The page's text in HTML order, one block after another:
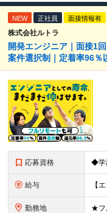
NEW 正社員 面接情報有
株式会社ルトラ
開発エンジニア｜面接1
案件選択制｜定着率96％
応募資格
給与
勤務地